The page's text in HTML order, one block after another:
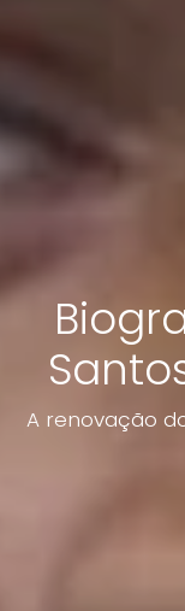
A renovação